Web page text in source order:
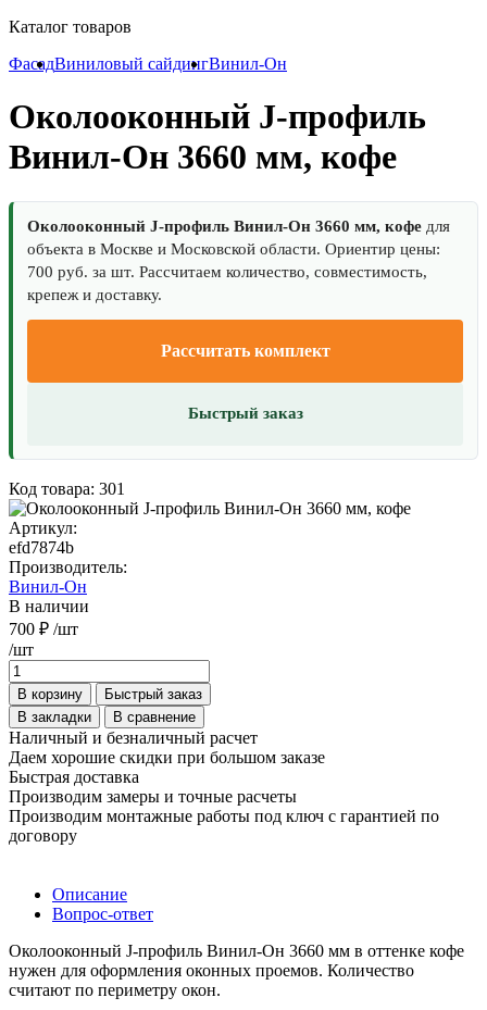
Каталог товаров
ФасадВиниловый сайдингВинил-Он
Околооконный J-профиль
Винил-Он 3660 мм, кофе
Околооконный J-профиль Винил-Он 3660 мм, кофе для
объекта в Москве и Московской области. Ориентир цены:
700 руб. за шт. Рассчитаем количество, совместимость,
крепеж и доставку.
Рассчитать комплект
Быстрый заказ
Код товара: 301
Артикул:
efd7874b
Производитель:
Винил-Он
В наличии
700 ₽ /шт
/шт
В корзину
Быстрый заказ
В закладки
В сравнение
Наличный и безналичный расчет
Даем хорошие скидки при большом заказе
Быстрая доставка
Производим замеры и точные расчеты
Производим монтажные работы под ключ с гарантией по
договору
Описание
Вопрос-ответ
Околооконный J-профиль Винил-Он 3660 мм в оттенке кофе
нужен для оформления оконных проемов. Количество
считают по периметру окон.